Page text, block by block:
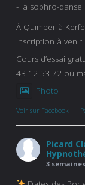
- la sophro-
À Quimper à
inscription à
Cours d’essai
43 12 53 72 ou
Photo
Voir sur Facebook ·
Picard
3 semaines